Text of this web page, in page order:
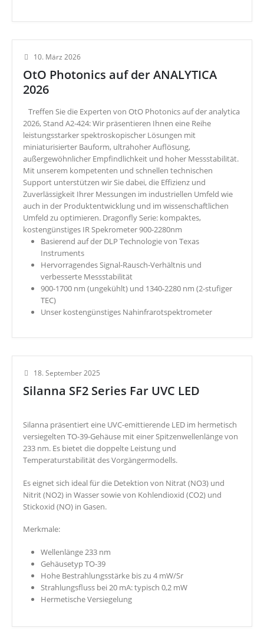
10. März 2026
OtO Photonics auf der ANALYTICA
2026
Treffen Sie die Experten von OtO Photonics auf der analytica
2026, Stand A2-424: Wir präsentieren Ihnen eine Reihe
leistungsstarker spektroskopischer Lösungen mit
miniaturisierter Bauform, ultrahoher Auflösung,
außergewöhnlicher Empfindlichkeit und hoher Messstabilität.
Mit unserem kompetenten und schnellen technischen
Support unterstützen wir Sie dabei, die Effizienz und
Zuverlässigkeit Ihrer Messungen im industriellen Umfeld wie
auch in der Produktentwicklung und im wissenschaftlichen
Umfeld zu optimieren. Dragonfly Serie: kompaktes,
kostengünstiges IR Spekrometer 900-2280nm
Basierend auf der DLP Technologie von Texas
Instruments
Hervorragendes Signal-Rausch-Verhältnis und
verbesserte Messstabilität
900-1700 nm (ungekühlt) und 1340-2280 nm (2-stufiger
TEC)
Unser kostengünstiges Nahinfrarotspektrometer
18. September 2025
Silanna SF2 Series Far UVC LED
Silanna präsentiert eine UVC-emittierende LED im hermetisch
versiegelten TO-39-Gehäuse mit einer Spitzenwellenlänge von
233 nm. Es bietet die doppelte Leistung und
Temperaturstabilität des Vorgängermodells.
Es eignet sich ideal für die Detektion von Nitrat (NO3) und
Nitrit (NO2) in Wasser sowie von Kohlendioxid (CO2) und
Stickoxid (NO) in Gasen.
Merkmale:
Wellenlänge 233 nm
Gehäusetyp TO-39
Hohe Bestrahlungsstärke bis zu 4 mW/Sr
Strahlungsfluss bei 20 mA: typisch 0,2 mW
Hermetische Versiegelung